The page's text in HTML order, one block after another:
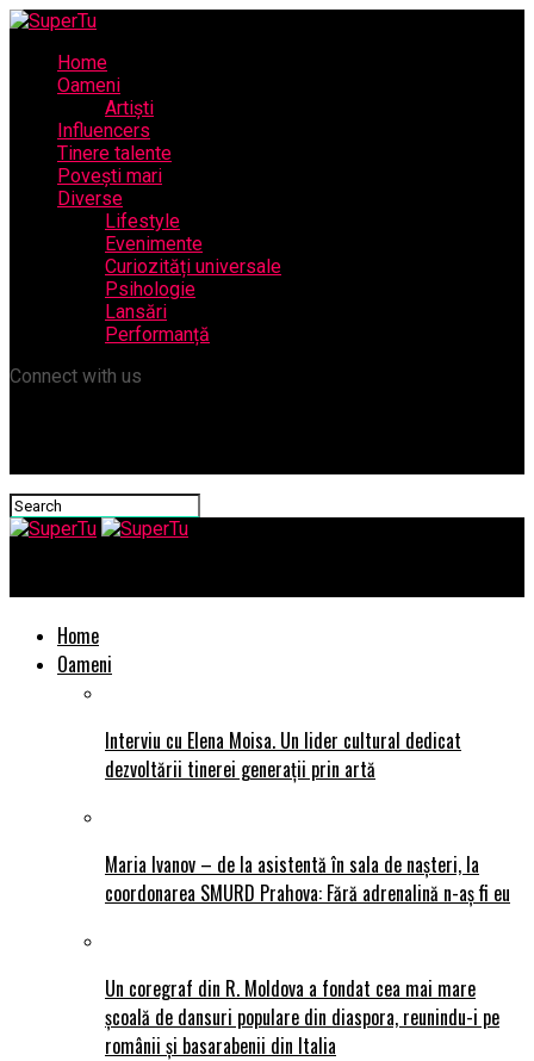
Home
Oameni
Artiști
Influencers
Tinere talente
Povești mari
Diverse
Lifestyle
Evenimente
Curiozități universale
Psihologie
Lansări
Performanță
Connect with us
Home
Oameni
Interviu cu Elena Moisa. Un lider cultural dedicat
dezvoltării tinerei generații prin artă
Maria Ivanov – de la asistentă în sala de nașteri, la
coordonarea SMURD Prahova: Fără adrenalină n-aș fi eu
Un coregraf din R. Moldova a fondat cea mai mare
școală de dansuri populare din diaspora, reunindu-i pe
românii și basarabenii din Italia